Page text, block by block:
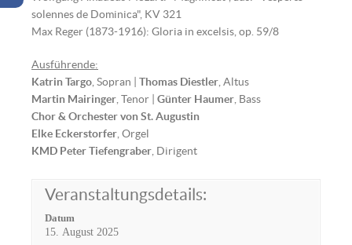
solennes de Dominica", KV 321
Max Reger (1873-1916): Gloria in excelsis, op. 59/8
Ausführende:
Katrin Targo , Sopran | Thomas Diestler , Altus
Martin Mairinger , Tenor | Günter Haumer , Bass
Chor & Orchester von St. Augustin
Elke Eckerstorfer , Orgel
KMD Peter Tiefengraber , Dirigent
Veranstaltungsdetails:
Datum
15. August 2025